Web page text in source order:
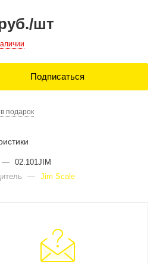
/шт
Подписаться
подарок
— 02.101JIM
— Jim Scale